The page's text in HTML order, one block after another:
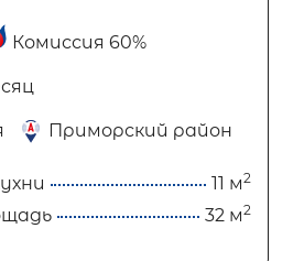
Комиссия 60%
Приморский район
11 м2
32 м2